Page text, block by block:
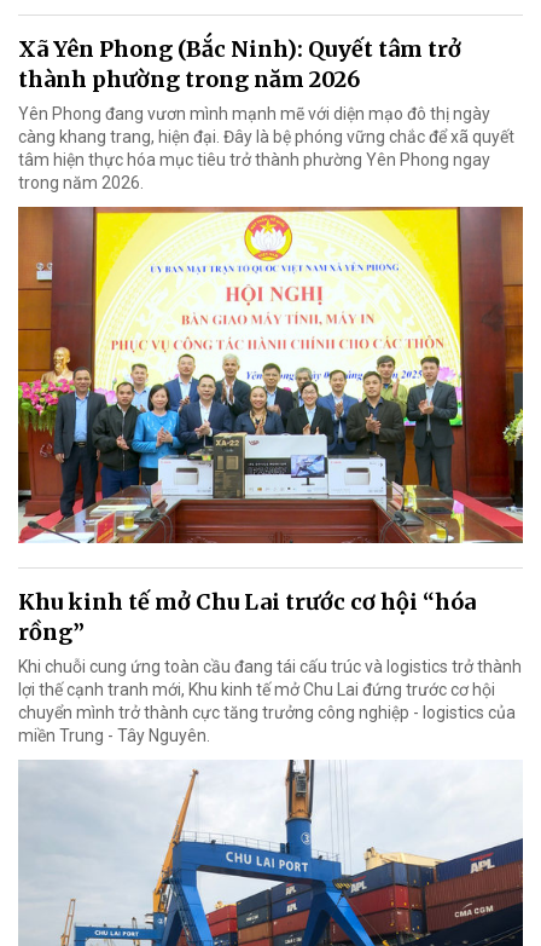
Xã Yên Phong (Bắc Ninh): Quyết tâm trở
thành phường trong năm 2026
Yên Phong đang vươn mình mạnh mẽ với diện mạo đô thị ngày
càng khang trang, hiện đại. Đây là bệ phóng vững chắc để xã quyết
tâm hiện thực hóa mục tiêu trở thành phường Yên Phong ngay
trong năm 2026.
Khu kinh tế mở Chu Lai trước cơ hội “hóa
rồng”
Khi chuỗi cung ứng toàn cầu đang tái cấu trúc và logistics trở thành
lợi thế cạnh tranh mới, Khu kinh tế mở Chu Lai đứng trước cơ hội
chuyển mình trở thành cực tăng trưởng công nghiệp - logistics của
miền Trung - Tây Nguyên.